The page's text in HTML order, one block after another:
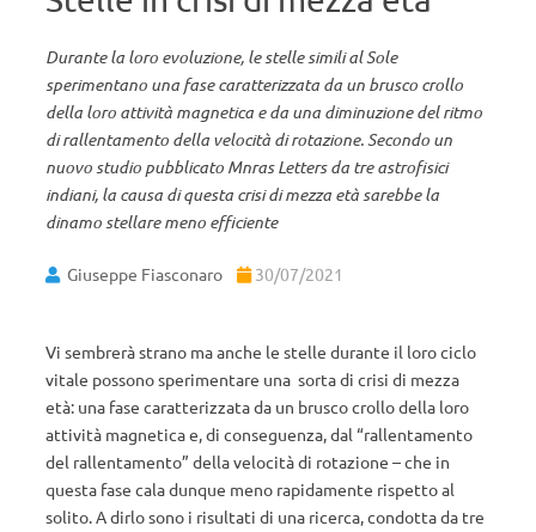
Durante la loro evoluzione, le stelle simili al Sole
sperimentano una fase caratterizzata da un brusco crollo
della loro attività magnetica e da una diminuzione del ritmo
di rallentamento della velocità di rotazione. Secondo un
nuovo studio pubblicato Mnras Letters da tre astrofisici
indiani, la causa di questa crisi di mezza età sarebbe la
dinamo stellare meno efficiente
Giuseppe Fiasconaro 30/07/2021
Vi sembrerà strano ma anche le stelle durante il loro ciclo
vitale possono sperimentare una sorta di crisi di mezza
età: una fase caratterizzata da un brusco crollo della loro
attività magnetica e, di conseguenza, dal “rallentamento
del rallentamento” della velocità di rotazione – che in
questa fase cala dunque meno rapidamente rispetto al
solito. A dirlo sono i risultati di una ricerca, condotta da tre